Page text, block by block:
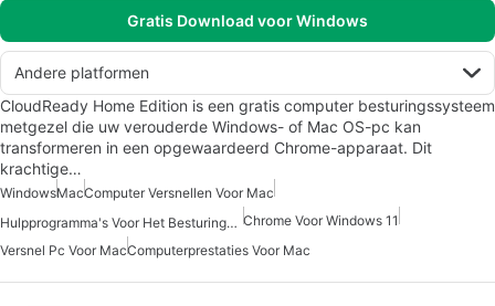
Gratis Download voor Windows
Andere platformen
CloudReady Home Edition is een gratis computer besturingssysteem
metgezel die uw verouderde Windows- of Mac OS-pc kan
transformeren in een opgewaardeerd Chrome-apparaat. Dit
krachtige…
WindowsMacComputer Versnellen Voor Mac
Hulpprogramma's Voor Het Besturingssysteem Voor Mac Chrome Voor Windows 11
Versnel Pc Voor MacComputerprestaties Voor Mac